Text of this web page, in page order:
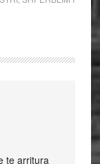
te arritura